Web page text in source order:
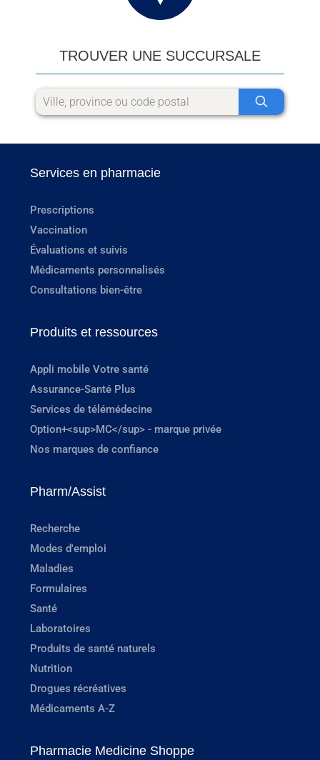
TROUVER UNE SUCCURSALE
Services en pharmacie
Prescriptions
Vaccination
Évaluations et suivis
Médicaments personnalisés
Consultations bien-être
Produits et ressources
Appli mobile Votre santé
Assurance-Santé Plus
Services de télémédecine
Option+<sup>MC</sup> - marque privée
Nos marques de confiance
Pharm/Assist
Recherche
Modes d'emploi
Maladies
Formulaires
Santé
Laboratoires
Produits de santé naturels
Nutrition
Drogues récréatives
Médicaments A-Z
Pharmacie Medicine Shoppe